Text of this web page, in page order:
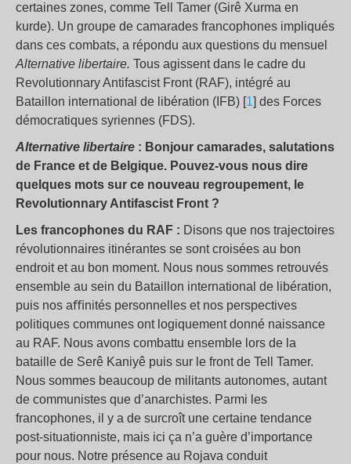
certaines zones, comme Tell Tamer (Girê Xurma en
kurde). Un groupe de camarades francophones impliqués
dans ces combats, a répondu aux questions du mensuel
Alternative libertaire. Tous agissent dans le cadre du
Revolutionnary Antifascist Front (RAF), intégré au
Bataillon international de libération (IFB) [1] des Forces
démocratiques syriennes (FDS).
Alternative libertaire : Bonjour camarades, salutations
de France et de Belgique. Pouvez-vous nous dire
quelques mots sur ce nouveau regroupement, le
Revolutionnary Antifascist Front ?
Les francophones du RAF : Disons que nos trajectoires
révolutionnaires itinérantes se sont croisées au bon
endroit et au bon moment. Nous nous sommes retrouvés
ensemble au sein du Bataillon international de libération,
puis nos aﬃnités personnelles et nos perspectives
politiques communes ont logiquement donné naissance
au RAF. Nous avons combattu ensemble lors de la
bataille de Serê Kaniyê puis sur le front de Tell Tamer.
Nous sommes beaucoup de militants autonomes, autant
de communistes que d’anarchistes. Parmi les
francophones, il y a de surcroît une certaine tendance
post-situationniste, mais ici ça n’a guère d’importance
pour nous. Notre présence au Rojava conduit